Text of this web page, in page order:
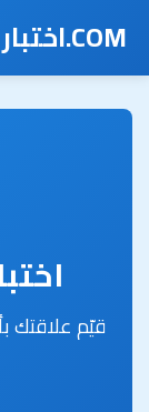
COM.اختبار
قيّم علاقتك